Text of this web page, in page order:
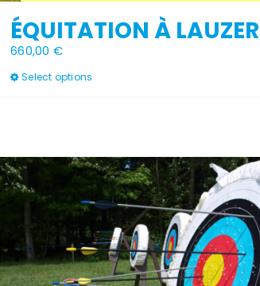
ÉQUITATION À
660,00 €
Select options
options
peuvent
être
choisies
sur
la
page
du
produit